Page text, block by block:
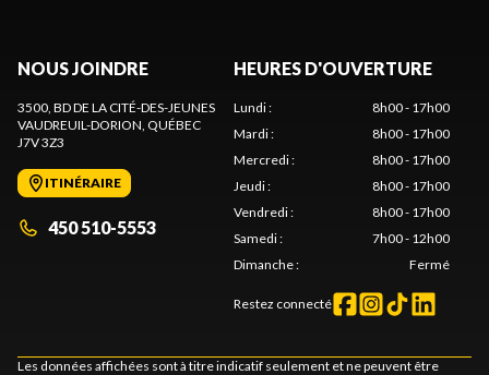
NOUS JOINDRE
3500, BD DE LA CITÉ-DES-JEUNES
VAUDREUIL-DORION, QUÉBEC
J7V 3Z3
ITINÉRAIRE
450 510-5553
HEURES D'OUVERTURE
Lundi:
8h00 - 17h00
Mardi:
8h00 - 17h00
Mercredi:
8h00 - 17h00
Jeudi:
8h00 - 17h00
Vendredi:
8h00 - 17h00
Samedi:
7h00 - 12h00
Dimanche: Fermé
Restez connecté
Les données affichées sont à titre indicatif seulement et ne peuvent être